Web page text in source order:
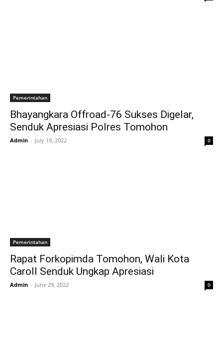
Pemerintahan
Bhayangkara Offroad-76 Sukses Digelar,
Senduk Apresiasi Polres Tomohon
Admin - July 19, 2022 0
Pemerintahan
Rapat Forkopimda Tomohon, Wali Kota
Caroll Senduk Ungkap Apresiasi
Admin - June 29, 2022 0